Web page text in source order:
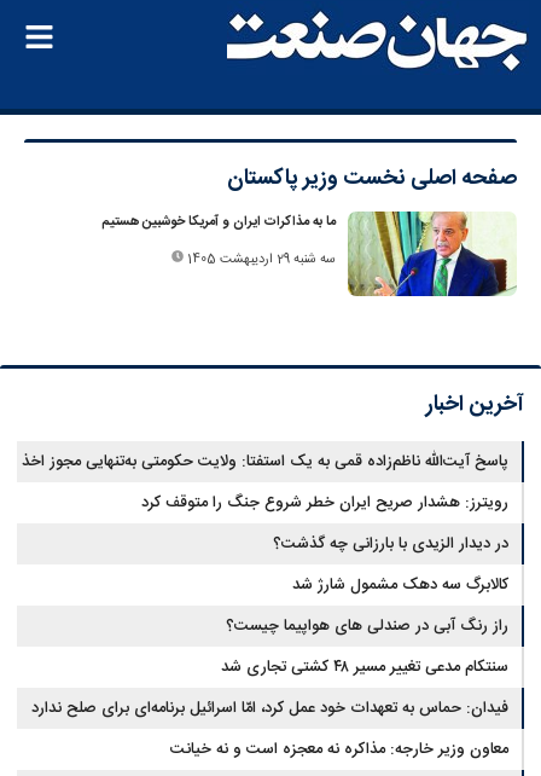
صفحه اصلی نخست وزیر پاکستان
ما به مذاکرات ایران و آمریکا خوشبین هستیم
سه شنبه 29 اردیبهشت 1405
آخرین اخبار
پاسخ آیت‌الله ناظم‌زاده قمی به یک استفتا: ولایت حکومتی به‌تنهایی مجوز اخذ
وجوهات شرعیه نیست
رویترز: هشدار صریح ایران خطر شروع جنگ را متوقف کرد
در دیدار الزیدی با بارزانی چه گذشت؟
کالابرگ سه دهک مشمول شارژ شد
راز رنگ آبی در صندلی های هواپیما چیست؟
سنتکام مدعی تغییر مسیر ۴۸ کشتی تجاری شد
فیدان: حماس به تعهدات خود عمل کرد، امّا اسرائیل برنامه‌ای برای صلح ندارد
معاون وزیر خارجه: مذاکره نه معجزه است و نه خیانت